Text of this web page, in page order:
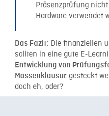
Präsenzprüfung
Hardware verwendet
Das Fazit: Die finanziellen
sollten in eine gute E-
Entwicklung von
Massenklausur gesteckt
doch eh, oder?